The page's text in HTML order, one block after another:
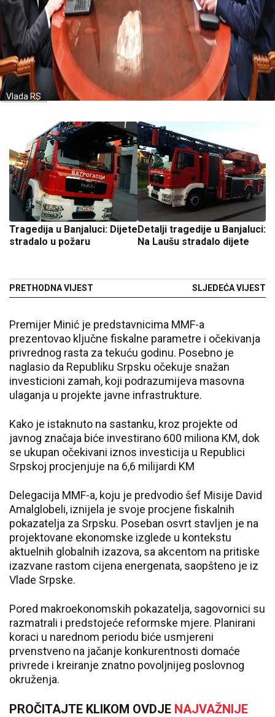
Vlada RS
Tragedija u Banjaluci: Dijete
stradalo u požaru
PRETHODNA VIJEST
Detalji tragedije u Banjaluci:
Na Laušu stradalo dijete
SLJEDEĆA VIJEST
Premijer Minić je predstavnicima MMF-a
prezentovao ključne fiskalne parametre i očekivanja
privrednog rasta za tekuću godinu. Posebno je
naglasio da Republiku Srpsku očekuje snažan
investicioni zamah, koji podrazumijeva masovna
ulaganja u projekte javne infrastrukture.
Kako je istaknuto na sastanku, kroz projekte od
javnog značaja biće investirano 600 miliona KM, dok
se ukupan očekivani iznos investicija u Republici
Srpskoj procjenjuje na 6,6 milijardi KM
Delegacija MMF-a, koju je predvodio šef Misije David
Amalglobeli, iznijela je svoje procjene fiskalnih
pokazatelja za Srpsku. Poseban osvrt stavljen je na
projektovane ekonomske izglede u kontekstu
aktuelnih globalnih izazova, sa akcentom na pritiske
izazvane rastom cijena energenata, saopšteno je iz
Vlade Srpske.
Pored makroekonomskih pokazatelja, sagovornici su
razmatrali i predstojeće reformske mjere. Planirani
koraci u narednom periodu biće usmjereni
prvenstveno na jačanje konkurentnosti domaće
privrede i kreiranje znatno povoljnijeg poslovnog
okruženja.
PROČITAJTE KLIKOM OVDJE NAJVAŽNIJE